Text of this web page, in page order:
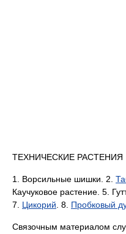
ТЕХНИЧЕСКИЕ РАСТЕНИЯ
1. Ворсильные шишки. 2.
Каучуковое растение. 5.
7. Цикорий . 8. Пробковый
Связочным материалом